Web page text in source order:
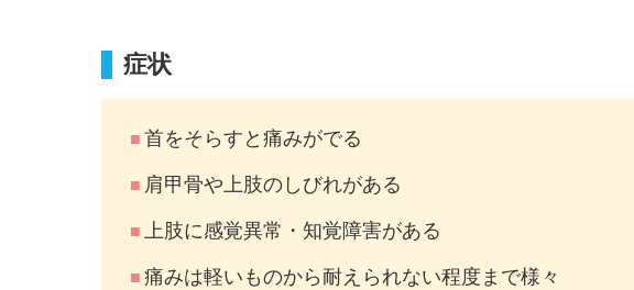
症状
首をそらすと痛みがでる
肩甲骨や上肢のしびれがある
上肢に感覚異常・知覚障害がある
痛みは軽いものから耐えられない程度まで様々